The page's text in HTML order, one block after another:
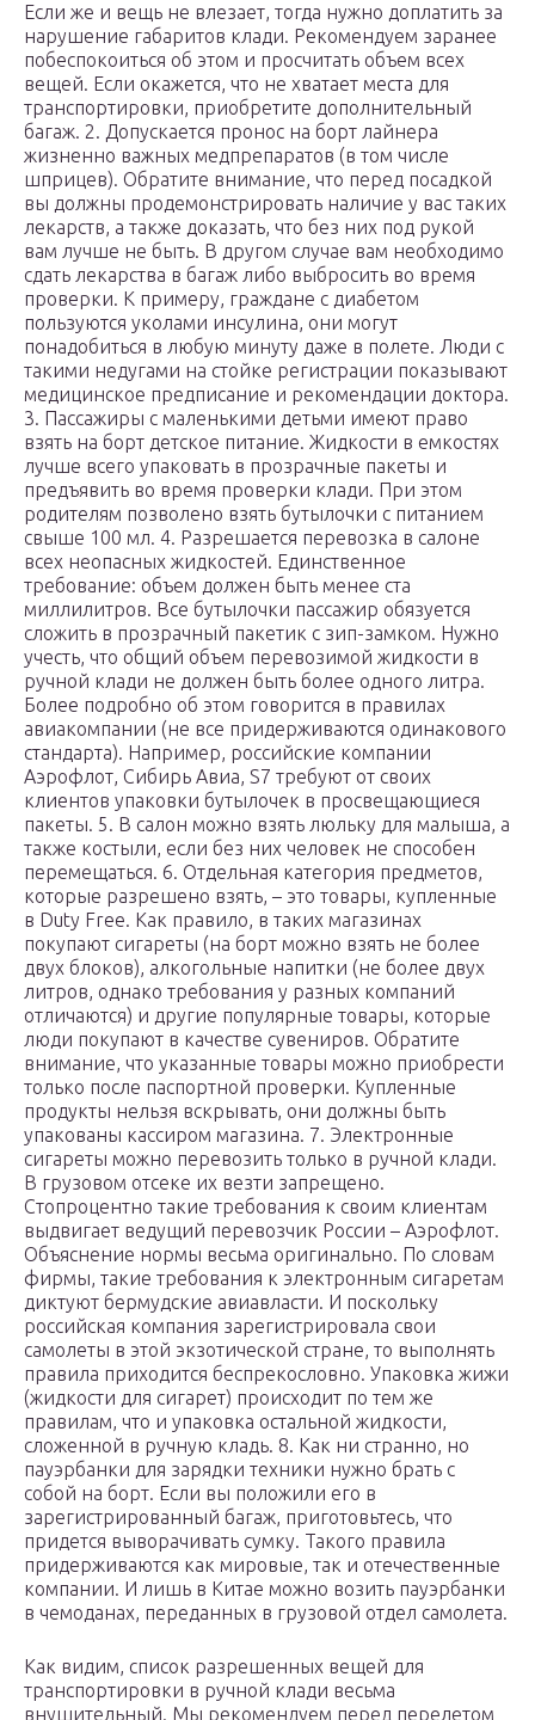
Если же и вещь не влезает, тогда нужно доплатить за
нарушение габаритов клади. Рекомендуем заранее
побеспокоиться об этом и просчитать объем всех
вещей. Если окажется, что не хватает места для
транспортировки, приобретите дополнительный
багаж. 2. Допускается пронос на борт лайнера
жизненно важных медпрепаратов (в том числе
шприцев). Обратите внимание, что перед посадкой
вы должны продемонстрировать наличие у вас таких
лекарств, а также доказать, что без них под рукой
вам лучше не быть. В другом случае вам необходимо
сдать лекарства в багаж либо выбросить во время
проверки. К примеру, граждане с диабетом
пользуются уколами инсулина, они могут
понадобиться в любую минуту даже в полете. Люди с
такими недугами на стойке регистрации показывают
медицинское предписание и рекомендации доктора.
3. Пассажиры с маленькими детьми имеют право
взять на борт детское питание. Жидкости в емкостях
лучше всего упаковать в прозрачные пакеты и
предъявить во время проверки клади. При этом
родителям позволено взять бутылочки с питанием
свыше 100 мл. 4. Разрешается перевозка в салоне
всех неопасных жидкостей. Единственное
требование: объем должен быть менее ста
миллилитров. Все бутылочки пассажир обязуется
сложить в прозрачный пакетик с зип-замком. Нужно
учесть, что общий объем перевозимой жидкости в
ручной клади не должен быть более одного литра.
Более подробно об этом говорится в правилах
авиакомпании (не все придерживаются одинакового
стандарта). Например, российские компании
Аэрофлот, Сибирь Авиа, S7 требуют от своих
клиентов упаковки бутылочек в просвещающиеся
пакеты. 5. В салон можно взять люльку для малыша, а
также костыли, если без них человек не способен
перемещаться. 6. Отдельная категория предметов,
которые разрешено взять, – это товары, купленные
в Duty Free. Как правило, в таких магазинах
покупают сигареты (на борт можно взять не более
двух блоков), алкогольные напитки (не более двух
литров, однако требования у разных компаний
отличаются) и другие популярные товары, которые
люди покупают в качестве сувениров. Обратите
внимание, что указанные товары можно приобрести
только после паспортной проверки. Купленные
продукты нельзя вскрывать, они должны быть
упакованы кассиром магазина. 7. Электронные
сигареты можно перевозить только в ручной клади.
В грузовом отсеке их везти запрещено.
Стопроцентно такие требования к своим клиентам
выдвигает ведущий перевозчик России – Аэрофлот.
Объяснение нормы весьма оригинально. По словам
фирмы, такие требования к электронным сигаретам
диктуют бермудские авиавласти. И поскольку
российская компания зарегистрировала свои
самолеты в этой экзотической стране, то выполнять
правила приходится беспрекословно. Упаковка жижи
(жидкости для сигарет) происходит по тем же
правилам, что и упаковка остальной жидкости,
сложенной в ручную кладь. 8. Как ни странно, но
пауэрбанки для зарядки техники нужно брать с
собой на борт. Если вы положили его в
зарегистрированный багаж, приготовьтесь, что
придется выворачивать сумку. Такого правила
придерживаются как мировые, так и отечественные
компании. И лишь в Китае можно возить пауэрбанки
в чемоданах, переданных в грузовой отдел самолета.
Как видим, список разрешенных вещей для
транспортировки в ручной клади весьма
внушительный. Мы рекомендуем перед перелетом